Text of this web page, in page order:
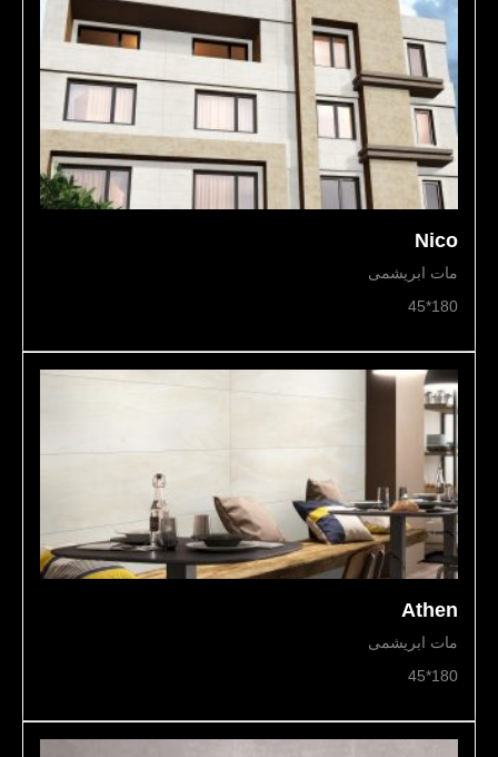
Nico
مات ابریشمی
180*45
Athen
مات ابریشمی
180*45